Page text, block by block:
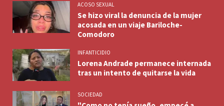
ACOSO SEXUAL
Se hizo viral la denuncia de la mujer
acosada en un viaje Bariloche-
Comodoro
INFANTICIDIO
Lorena Andrade permanece internada
tras un intento de quitarse la vida
SOCIEDAD